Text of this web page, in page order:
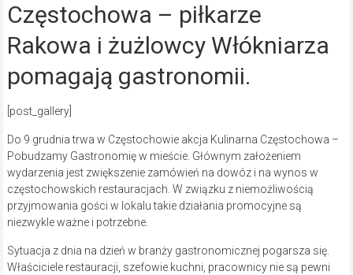
Częstochowa – piłkarze
Rakowa i żużlowcy Włókniarza
pomagają gastronomii.
[post_gallery]
Do 9 grudnia trwa w Częstochowie akcja Kulinarna Częstochowa –
Pobudzamy Gastronomię w mieście. Głównym założeniem
wydarzenia jest zwiększenie zamówień na dowóz i na wynos w
częstochowskich restauracjach. W związku z niemożliwością
przyjmowania gości w lokalu takie działania promocyjne są
niezwykle ważne i potrzebne.
Sytuacja z dnia na dzień w branży gastronomicznej pogarsza się.
Właściciele restauracji, szefowie kuchni, pracownicy nie są pewni